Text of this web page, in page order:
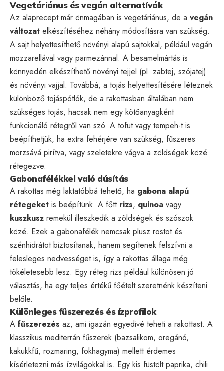
Vegetáriánus és vegán alternatívák
Az alaprecept már önmagában is vegetáriánus, de a vegán
változat elkészítéséhez néhány módosításra van szükség.
A sajt helyettesíthető növényi alapú sajtokkal, például vegán
mozzarellával vagy parmezánnal. A besamelmártás is
könnyedén elkészíthető növényi tejjel (pl. zabtej, szójatej)
és növényi vajjal. Továbbá, a tojás helyettesítésére léteznek
különböző tojáspótlók, de a rakottasban általában nem
szükséges tojás, hacsak nem egy kötőanyagként
funkcionáló rétegről van szó. A tofut vagy tempeh-t is
beépíthetjük, ha extra fehérjére van szükség, fűszeres
morzsává pirítva, vagy szeletekre vágva a zöldségek közé
rétegezve.
Gabonafélékkel való dúsítás
A rakottas még laktatóbbá tehető, ha gabona alapú
rétegeket is beépítünk. A főtt rizs, quinoa vagy
kuszkusz remekül illeszkedik a zöldségek és szószok
közé. Ezek a gabonafélék nemcsak plusz rostot és
szénhidrátot biztosítanak, hanem segítenek felszívni a
felesleges nedvességet is, így a rakottas állaga még
tökéletesebb lesz. Egy réteg rizs például különösen jó
választás, ha egy teljes értékű főételt szeretnénk készíteni
belőle.
Különleges fűszerezés és ízprofilok
A fűszerezés az, ami igazán egyedivé teheti a rakottast. A
klasszikus mediterrán fűszerek (bazsalikom, oregánó,
kakukkfű, rozmaring, fokhagyma) mellett érdemes
kísérletezni más ízvilágokkal is. Egy kis füstölt paprika, chili